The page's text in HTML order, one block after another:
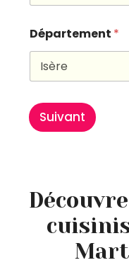
Département *
Suivant